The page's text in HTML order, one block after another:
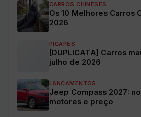
CARROS CHINESES
Os 10 Melhores Carros
2026
PICAPES
[DUPLICATA] Carros
julho de 2026
LANÇAMENTOS
Jeep Compass 2027:
motores e preço